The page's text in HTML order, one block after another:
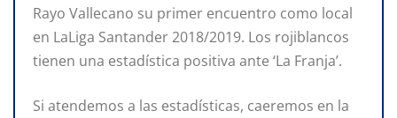
Rayo Vallecano su primer encuentro como local
en LaLiga Santander 2018/2019. Los rojiblancos
tienen una estadística positiva ante ‘La Franja’.
Si atendemos a las estadísticas, caeremos en la